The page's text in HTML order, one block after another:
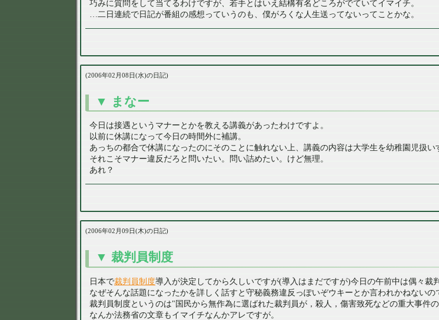
巧みに質問をして当てるわけですが、若手とはいえ結構有名どころがでていてイマイチ。
…二日連続で日記が番組の感想っていうのも、僕がろくな人生送ってないってことかな。
2006年02月08日(水)の日記
まなー
今日は接遇というマナーとかを教える講義があったわけですよ。
以前に休講になって今日の時間外に補講。
あっちの都合で休講になったのにそのことに触れない上、講義の内容は大学生を幼稚園児扱
それこそマナー違反だろと問いたい。問い詰めたい。けど無理。
あれ？
2006年02月09日(木)の日記
裁判員制度
日本で裁判員制度導入が決定してから久しいですが(導入はまだですが)今日の午前中は偶々裁
なぜそんな話題になったかを詳しく話すと守秘義務違反っぽいぞウキーとか言われかねないの
裁判員制度というのは 国民から無作為に選ばれた裁判員が，殺人，傷害致死などの重大事件
なんか法務省の文章もイマイチなんかアレですが。